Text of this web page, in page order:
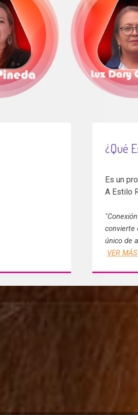
¿Qué
Es un
A Estilo
convierte
único de
VER